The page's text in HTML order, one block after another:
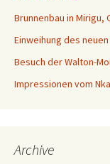
Brunnenbau in Mirigu,
Einweihung des
Besuch der Walton-
Impressionen vom
Archive